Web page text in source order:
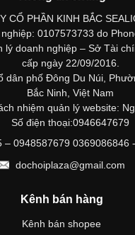
CỔ PHẦN KINH BẮC
0107573733 do
lý doanh nghiệp – Sở Tài
cấp ngày 22/09/2016.
dân phố Đông Du Núi,
Bắc Ninh, Việt Nam
nhiệm quản lý website:
Số điện thoại:0946647679
– 0948587679 0369086846
dochoiplaza@gmail.com
Kênh bán hàng
Kênh bán shopee